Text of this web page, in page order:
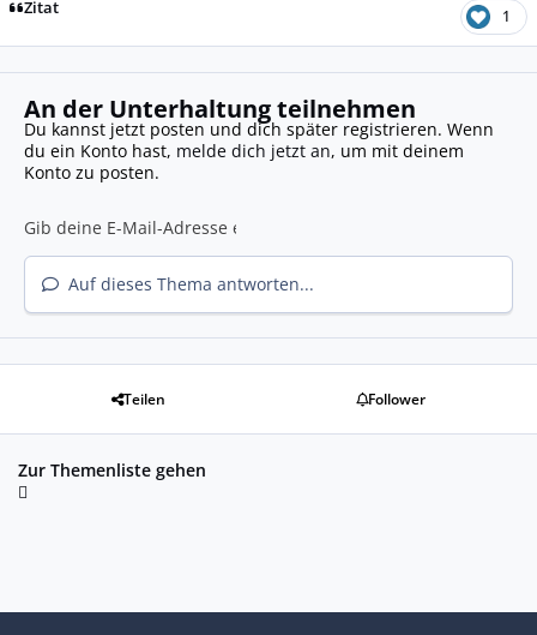
Zitat 1
An der Unterhaltung teilnehmen
Du kannst jetzt posten und dich später registrieren. Wenn
du ein Konto hast, melde dich jetzt an, um mit deinem
Konto zu posten.
Auf dieses Thema antworten...
Teilen Follower
Zur Themenliste gehen